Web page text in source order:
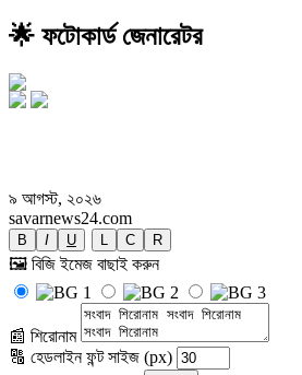
🌟 ফটোকার্ড জেনারেটর
৯ আগস্ট, ২০২৬
savarnews24.com
B I U C R
🖼️ বিজি ইমেজ বাছাই করুন
📰 শিরোনাম
🔠 হেডলাইন ফন্ট সাইজ (px)